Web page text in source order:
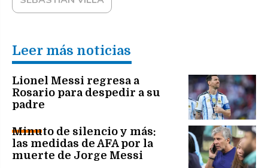
Leer más noticias
Lionel Messi regresa a
Rosario para despedir a su
padre
Minuto de silencio y más:
las medidas de AFA por la
muerte de Jorge Messi